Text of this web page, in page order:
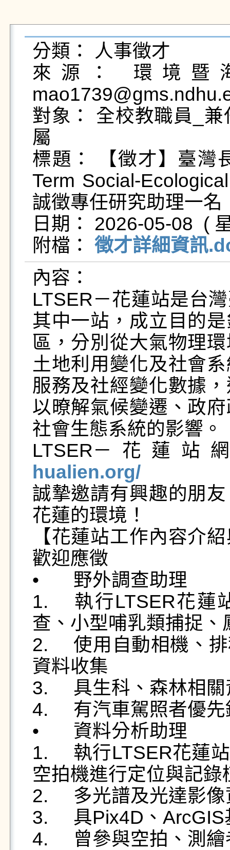
分類： 人事徵才
來源： 環境
對象： 全校教職員_
屬
標題： 【徵才】臺灣
Term Social-
誠徵專任研究助理一名
日期： 2026-05-08  (
附檔： 徵才詳細資訊
內容：
LTSER－花蓮站是台
其中一站，成立目的
區，分別從大氣物理
土地利用變化及社會
服務及社經變化數據
以暸解氣候變遷、政
社會生態系統的影響。
LTSER－花蓮站
hualien.org/
誠摯邀請有興趣的朋
花蓮的環境！
【花蓮站工作內容介
歡迎應徵
•	野外調查助理
1.	執行LTSER花蓮站監測計畫，內容包括植物調
查、小型哺乳類捕捉
2.	使用自動相機、排程錄音機、溫濕度記錄器進行
資料收集
3.	具生科、森林相關背景佳
4.	有汽車駕照者優先錄取
•	資料分析助理
1.	執行LTSER花蓮站監測計畫，操作衛星定位儀、
空拍機進行定位與記錄
2.	多光譜及光達影像資料分析
3.	具Pix4D、ArcGIS基礎經驗
4.	曾參與空拍、測繪者優先錄取